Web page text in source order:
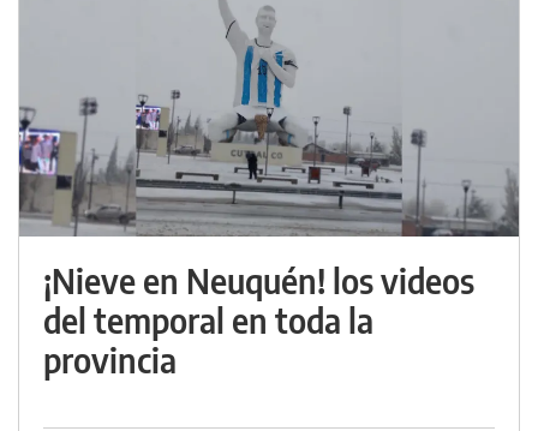
¡Nieve en Neuquén! los videos
del temporal en toda la
provincia